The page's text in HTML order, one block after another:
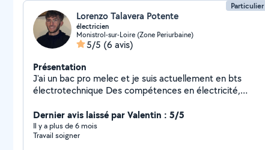
Particulier
Lorenzo Talavera Potente
électricien
Monistrol-sur-Loire (Zone Periurbaine)
5/5 (6 avis)
Présentation
J'ai un bac pro melec et je suis actuellement en bts
électrotechnique Des compétences en électricité,
Dernier avis laissé par Valentin : 5/5
Il y a plus de 6 mois
Travail soigner